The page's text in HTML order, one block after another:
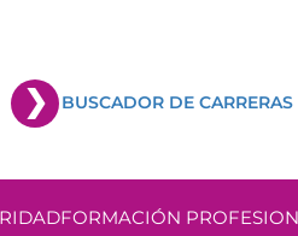
BUSCADOR DE CARRERAS
FORMACIÓN